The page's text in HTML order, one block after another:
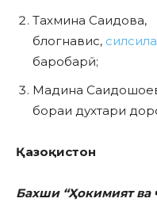
Тахмина Саидова,
блогнавис,
баробарӣ;
Мадина
бораи духтари
Қазоқистон
Бахши “Ҳокимият ва